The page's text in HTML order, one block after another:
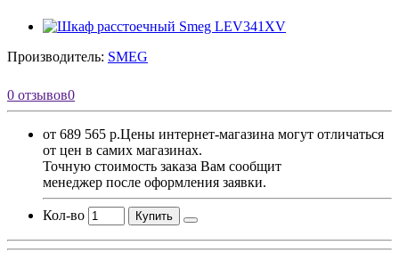
Производитель: SMEG
0 отзывов0
от 689 565 р.Цены интернет-магазина могут отличаться
от цен в самих магазинах.
Точную стоимость заказа Вам сообщит
менеджер после оформления заявки.
Кол-во Купить